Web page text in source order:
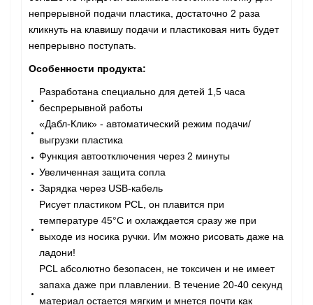
непрерывной подачи пластика, достаточно 2 раза
кликнуть на клавишу подачи и пластиковая нить будет
непрерывно поступать.
Особенности продукта:
Разработана специально для детей 1,5 часа
беспрерывной работы
«Дабл-Клик» - автоматический режим подачи/
выгрузки пластика
Функция автоотключения через 2 минуты
Увеличенная защита сопла
Зарядка через USB-кабель
Рисует пластиком PCL, он плавится при
температуре 45°C и охлаждается сразу же при
выходе из носика ручки. Им можно рисовать даже на
ладони!
PCL абсолютно безопасен, не токсичен и не имеет
запаха даже при плавлении. В течение 20-40 секунд
материал остается мягким и мнется почти как